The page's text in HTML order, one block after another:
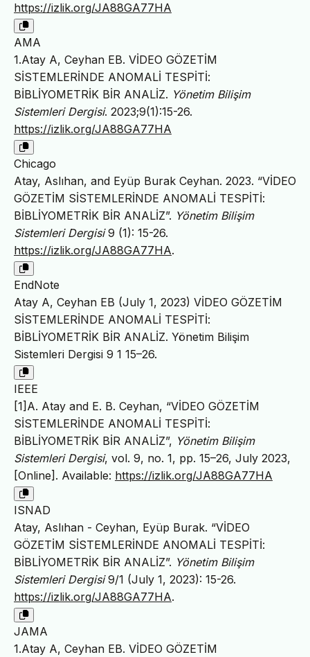
https://izlik.org/JA88GA77HA
AMA
1.Atay A, Ceyhan EB. VİDEO GÖZETİM
SİSTEMLERİNDE ANOMALİ TESPİTİ:
BİBLİYOMETRİK BİR ANALİZ. Yönetim Bilişim
Sistemleri Dergisi. 2023;9(1):15-26.
https://izlik.org/JA88GA77HA
Chicago
Atay, Aslıhan, and Eyüp Burak Ceyhan. 2023. “VİDEO
GÖZETİM SİSTEMLERİNDE ANOMALİ TESPİTİ:
BİBLİYOMETRİK BİR ANALİZ”. Yönetim Bilişim
Sistemleri Dergisi9 (1): 15-26.
https://izlik.org/JA88GA77HA.
EndNote
Atay A, Ceyhan EB (July 1, 2023) VİDEO GÖZETİM
SİSTEMLERİNDE ANOMALİ TESPİTİ:
BİBLİYOMETRİK BİR ANALİZ. Yönetim Bilişim
Sistemleri Dergisi 9 1 15–26.
IEEE
[1]A. Atay and E. B. Ceyhan, “VİDEO GÖZETİM
SİSTEMLERİNDE ANOMALİ TESPİTİ:
BİBLİYOMETRİK BİR ANALİZ”, Yönetim Bilişim
Sistemleri Dergisi, vol. 9, no. 1, pp. 15–26, July 2023,
[Online]. Available: https://izlik.org/JA88GA77HA
ISNAD
Atay, Aslıhan - Ceyhan, Eyüp Burak. “VİDEO
GÖZETİM SİSTEMLERİNDE ANOMALİ TESPİTİ:
BİBLİYOMETRİK BİR ANALİZ”. Yönetim Bilişim
Sistemleri Dergisi9/1 (July 1, 2023): 15-26.
https://izlik.org/JA88GA77HA.
JAMA
1.Atay A, Ceyhan EB. VİDEO GÖZETİM